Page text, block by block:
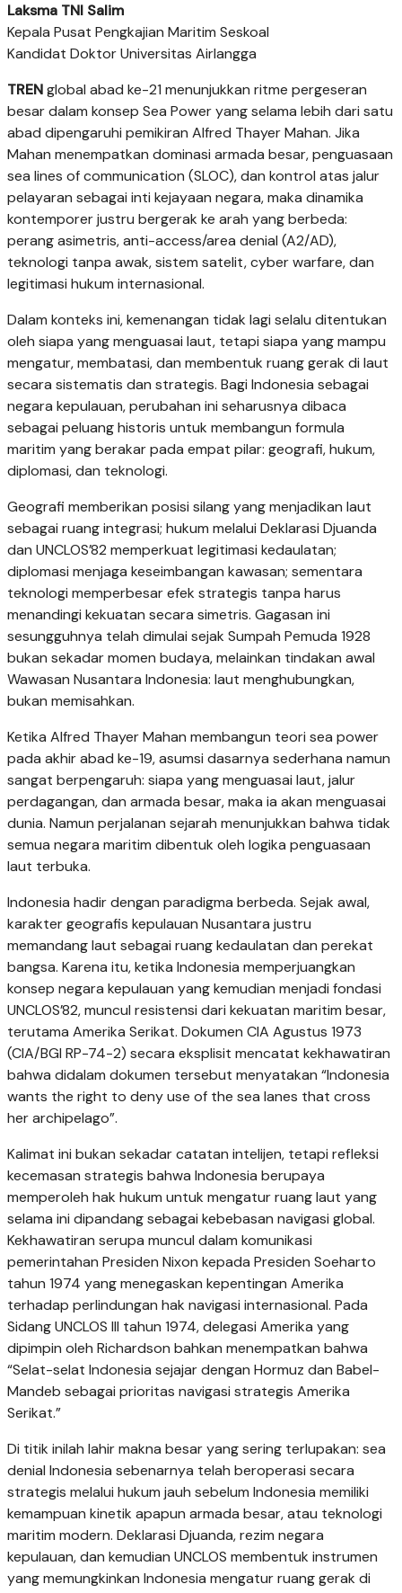
Laksma TNI Salim
Kepala Pusat Pengkajian Maritim Seskoal
Kandidat Doktor Universitas Airlangga
TRENglobal abad ke-21 menunjukkan ritme pergeseran
besar dalam konsep Sea Power yang selama lebih dari satu
abad dipengaruhi pemikiran Alfred Thayer Mahan. Jika
Mahan menempatkan dominasi armada besar, penguasaan
sea lines of communication (SLOC), dan kontrol atas jalur
pelayaran sebagai inti kejayaan negara, maka dinamika
kontemporer justru bergerak ke arah yang berbeda:
perang asimetris, anti-access/area denial (A2/AD),
teknologi tanpa awak, sistem satelit, cyber warfare, dan
legitimasi hukum internasional.
Dalam konteks ini, kemenangan tidak lagi selalu ditentukan
oleh siapa yang menguasai laut, tetapi siapa yang mampu
mengatur, membatasi, dan membentuk ruang gerak di laut
secara sistematis dan strategis. Bagi Indonesia sebagai
negara kepulauan, perubahan ini seharusnya dibaca
sebagai peluang historis untuk membangun formula
maritim yang berakar pada empat pilar: geografi, hukum,
diplomasi, dan teknologi.
Geografi memberikan posisi silang yang menjadikan laut
sebagai ruang integrasi; hukum melalui Deklarasi Djuanda
dan UNCLOS’82 memperkuat legitimasi kedaulatan;
diplomasi menjaga keseimbangan kawasan; sementara
teknologi memperbesar efek strategis tanpa harus
menandingi kekuatan secara simetris. Gagasan ini
sesungguhnya telah dimulai sejak Sumpah Pemuda 1928
bukan sekadar momen budaya, melainkan tindakan awal
Wawasan Nusantara Indonesia: laut menghubungkan,
bukan memisahkan.
Ketika Alfred Thayer Mahan membangun teori sea power
pada akhir abad ke-19, asumsi dasarnya sederhana namun
sangat berpengaruh: siapa yang menguasai laut, jalur
perdagangan, dan armada besar, maka ia akan menguasai
dunia. Namun perjalanan sejarah menunjukkan bahwa tidak
semua negara maritim dibentuk oleh logika penguasaan
laut terbuka.
Indonesia hadir dengan paradigma berbeda. Sejak awal,
karakter geografis kepulauan Nusantara justru
memandang laut sebagai ruang kedaulatan dan perekat
bangsa. Karena itu, ketika Indonesia memperjuangkan
konsep negara kepulauan yang kemudian menjadi fondasi
UNCLOS’82, muncul resistensi dari kekuatan maritim besar,
terutama Amerika Serikat. Dokumen CIA Agustus 1973
(CIA/BGI RP-74-2) secara eksplisit mencatat kekhawatiran
bahwa didalam dokumen tersebut menyatakan “Indonesia
wants the right to deny use of the sea lanes that cross
her archipelago”.
Kalimat ini bukan sekadar catatan intelijen, tetapi refleksi
kecemasan strategis bahwa Indonesia berupaya
memperoleh hak hukum untuk mengatur ruang laut yang
selama ini dipandang sebagai kebebasan navigasi global.
Kekhawatiran serupa muncul dalam komunikasi
pemerintahan Presiden Nixon kepada Presiden Soeharto
tahun 1974 yang menegaskan kepentingan Amerika
terhadap perlindungan hak navigasi internasional. Pada
Sidang UNCLOS III tahun 1974, delegasi Amerika yang
dipimpin oleh Richardson bahkan menempatkan bahwa
“Selat-selat Indonesia sejajar dengan Hormuz dan Babel-
Mandeb sebagai prioritas navigasi strategis Amerika
Serikat.”
Di titik inilah lahir makna besar yang sering terlupakan: sea
denial Indonesia sebenarnya telah beroperasi secara
strategis melalui hukum jauh sebelum Indonesia memiliki
kemampuan kinetik apapun armada besar, atau teknologi
maritim modern. Deklarasi Djuanda, rezim negara
kepulauan, dan kemudian UNCLOS membentuk instrumen
yang memungkinkan Indonesia mengatur ruang gerak di